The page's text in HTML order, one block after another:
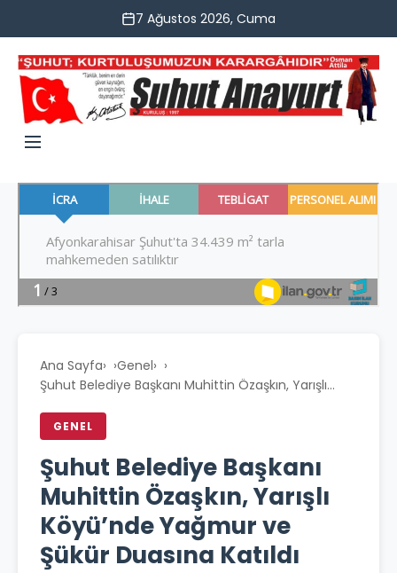
7 Ağustos 2026, Cuma
Ana Sayfa› Genel›
Şuhut Belediye Başkanı Muhittin Özaşkın, Yarışlı...
GENEL
Şuhut Belediye Başkanı
Muhittin Özaşkın, Yarışlı
Köyü’nde Yağmur ve
Şükür Duasına Katıldı